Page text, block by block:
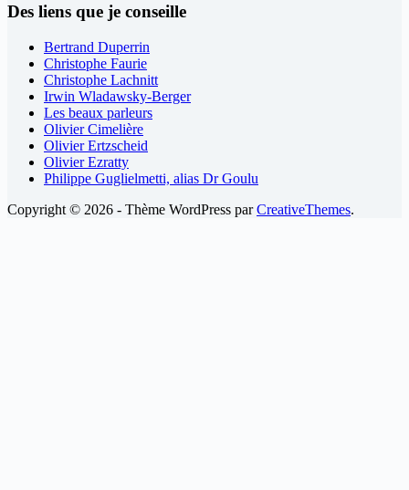
Des liens que je conseille
Bertrand Duperrin
Christophe Faurie
Christophe Lachnitt
Irwin Wladawsky-Berger
Les beaux parleurs
Olivier Cimelière
Olivier Ertzscheid
Olivier Ezratty
Philippe Guglielmetti, alias Dr Goulu
Copyright © 2026 - Thème WordPress parCreativeThemes.